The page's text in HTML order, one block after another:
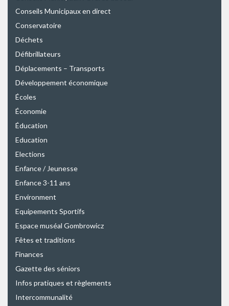
Conseils Municipaux en direct
Conservatoire
Déchets
Défibrillateurs
Déplacements – Transports
Développement économique
Écoles
Économie
Éducation
Education
Elections
Enfance / Jeunesse
Enfance 3-11 ans
Environment
Equipements Sportifs
Espace muséal Gombrowicz
Fêtes et traditions
Finances
Gazette des séniors
Infos pratiques et règlements
Intercommunalité